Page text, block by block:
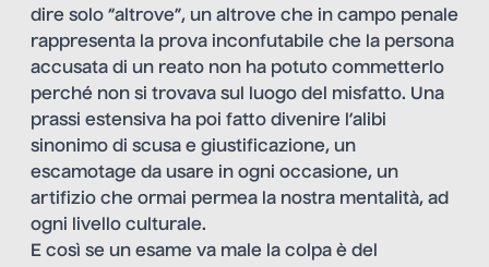
dire solo “altrove”, un altrove che in campo penale
rappresenta la prova inconfutabile che la persona
accusata di un reato non ha potuto commetterlo
perché non si trovava sul luogo del misfatto. Una
prassi estensiva ha poi fatto divenire l’alibi
sinonimo di scusa e giustificazione, un
escamotage da usare in ogni occasione, un
artifizio che ormai permea la nostra mentalità, ad
ogni livello culturale.
E così se un esame va male la colpa è del